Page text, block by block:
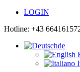
LOGIN
Hotline: +43
de